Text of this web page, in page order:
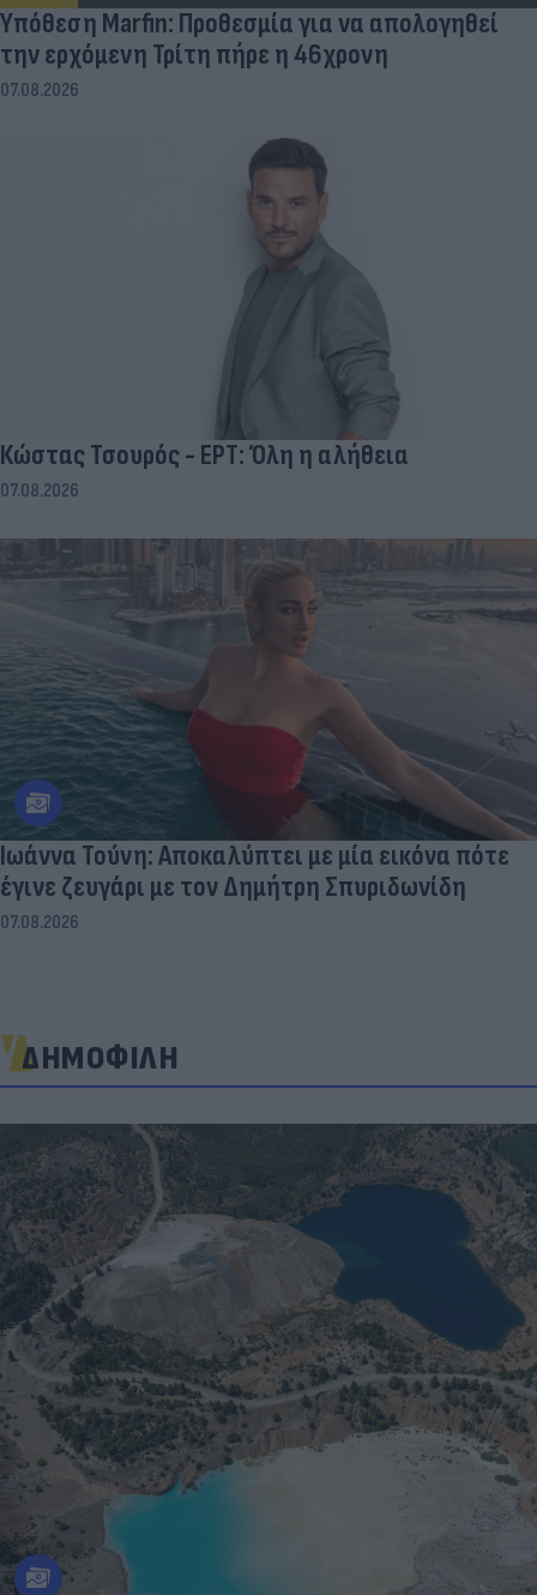
Υπόθεση Marfin: Προθεσμία για να απολογηθεί
την ερχόμενη Τρίτη πήρε η 46χρονη
07.08.2026
Κώστας Τσουρός - ΕΡΤ: Όλη η αλήθεια
07.08.2026
Ιωάννα Τούνη: Αποκαλύπτει με μία εικόνα πότε
έγινε ζευγάρι με τον Δημήτρη Σπυριδωνίδη
07.08.2026
ΔΗΜΟΦΙΛΗ